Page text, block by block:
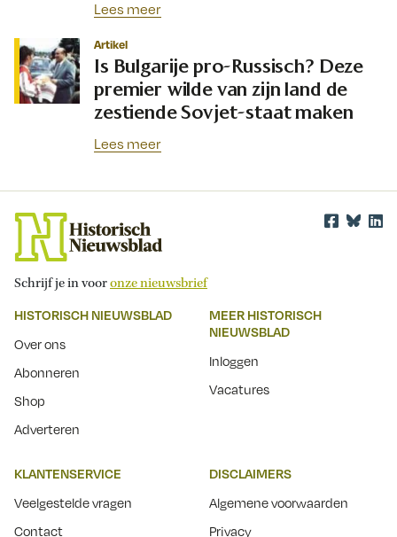
Lees meer
Artikel
Is Bulgarije pro-Russisch? Deze
premier wilde van zijn land de
zestiende Sovjet-staat maken
Lees meer
Schrijf je in vooronze nieuwsbrief
HISTORISCH NIEUWSBLAD
Over ons
Abonneren
Shop
Adverteren
MEER HISTORISCH
NIEUWSBLAD
Inloggen
Vacatures
KLANTENSERVICE
Veelgestelde vragen
Contact
DISCLAIMERS
Algemene voorwaarden
Privacy